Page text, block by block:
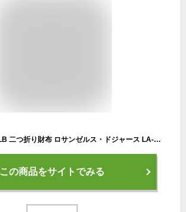
あす楽 イーカム MLB 二つ折り財布 ロサンゼルス・ドジャース LA-WLT16
この商品をサイトでみる